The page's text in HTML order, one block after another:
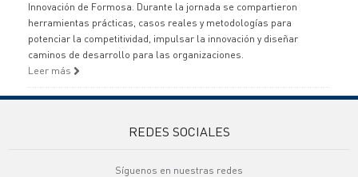
Innovación de Formosa. Durante la jornada se compartieron
herramientas prácticas, casos reales y metodologías para
potenciar la competitividad, impulsar la innovación y diseñar
caminos de desarrollo para las organizaciones.
Leer más
REDES SOCIALES
Síguenos en nuestras redes